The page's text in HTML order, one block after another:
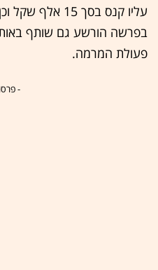
עליו קנס בסך 15
בפרשה הורשע גם שותף
פעולת המרמה.
-